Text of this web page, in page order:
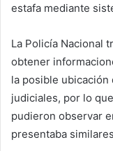
estafa mediante
La Policía Nacional
obtener
la posible ubicación
judiciales, por lo
pudieron observar
presentaba